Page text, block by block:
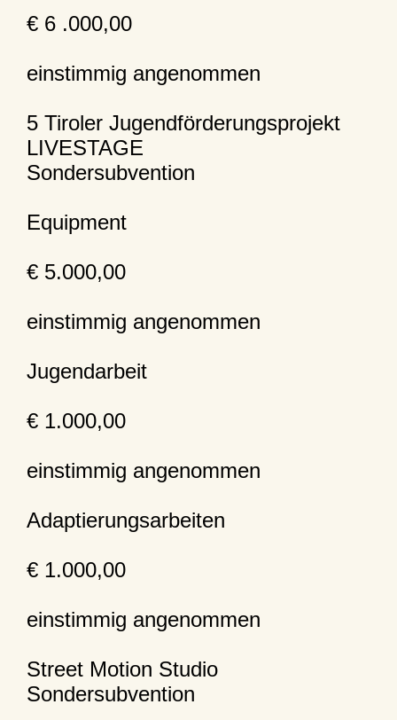
€ 6 .000,00
einstimmig angenommen
5 Tiroler Jugendförderungsprojekt
LIVESTAGE
Sondersubvention
Equipment
€ 5.000,00
einstimmig angenommen
Jugendarbeit
€ 1.000,00
einstimmig angenommen
Adaptierungsarbeiten
€ 1.000,00
einstimmig angenommen
Street Motion Studio
Sondersubvention